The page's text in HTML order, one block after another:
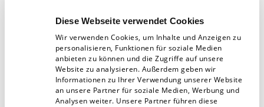
Diese Webseite verwendet Cookies
Wir verwenden Cookies, um Inhalte und Anzeigen zu
personalisieren, Funktionen für soziale Medien
anbieten zu können und die Zugriffe auf unsere
Website zu analysieren. Außerdem geben wir
Informationen zu Ihrer Verwendung unserer Website
an unsere Partner für soziale Medien, Werbung und
Analysen weiter. Unsere Partner führen diese
einfacher die Motivation aufrecht zu halten.
2. Schaffe Verbindlichkeiten